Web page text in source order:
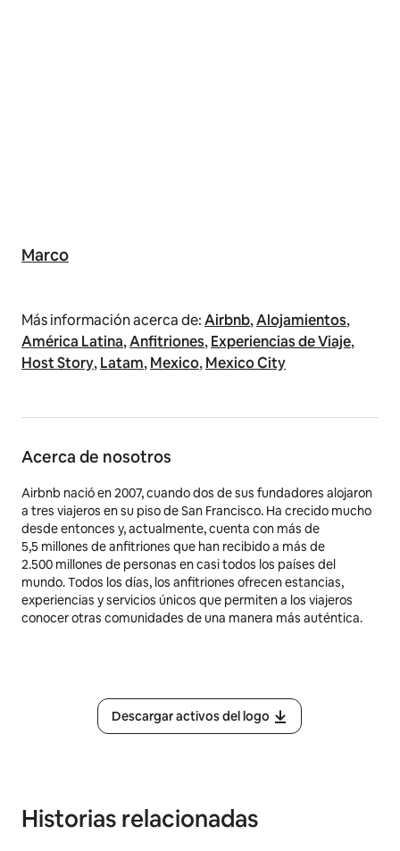
Marco
Más información acerca de:Airbnb,Alojamientos,
América Latina,Anfitriones,Experiencias de Viaje,
Host Story,Latam,Mexico,Mexico City
Acerca de nosotros
Airbnb nació en 2007, cuando dos de sus fundadores alojaron
a tres viajeros en su piso de San Francisco. Ha crecido mucho
desde entonces y, actualmente, cuenta con más de
5,5 millones de anfitriones que han recibido a más de
2.500 millones de personas en casi todos los países del
mundo. Todos los días, los anfitriones ofrecen estancias,
experiencias y servicios únicos que permiten a los viajeros
conocer otras comunidades de una manera más auténtica.
Descargar activos del logo
Historias relacionadas